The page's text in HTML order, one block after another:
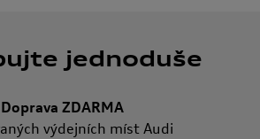
jednoduše
Doprava ZDARMA
výdejních míst Audi